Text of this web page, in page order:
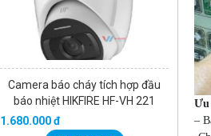
Ưu
–
Camera báo cháy tích hợp đầu
báo nhiệt HIKFIRE HF-VH 221
1.680.000 đ